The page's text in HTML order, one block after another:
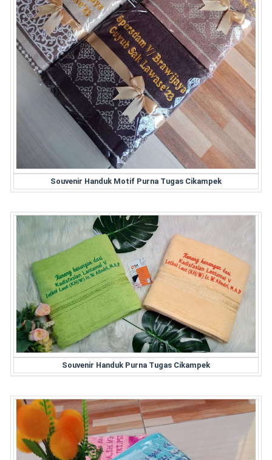
Souvenir Handuk Motif Purna Tugas Cikampek
Souvenir Handuk Purna Tugas Cikampek